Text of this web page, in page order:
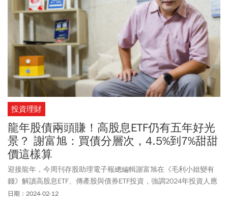
投資理財
龍年股債兩頭賺！高股息ETF仍有五年好光
景？ 謝富旭：買債分層次，4.5%到7%甜甜
價這樣算
迎接龍年，今周刊存股助理電子報總編輯謝富旭在《毛利小姐變有
錢》解讀高股息ETF、傳產股與債券ETF投資，強調2024年投資人應
把握「守成、突圍」原則，在守住去年獲利同時，伺機找尋今年投
日期：2024-02-12